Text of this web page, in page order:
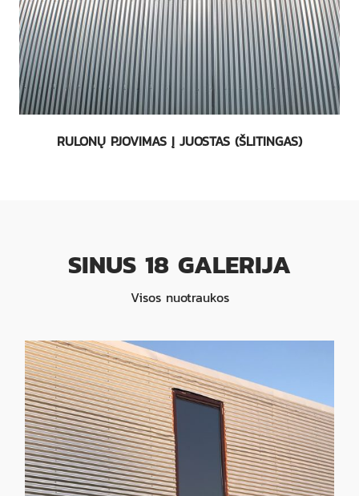
RULONŲ PJOVIMAS Į JUOSTAS (ŠLITINGAS)
SINUS 18 GALERIJA
Visos nuotraukos